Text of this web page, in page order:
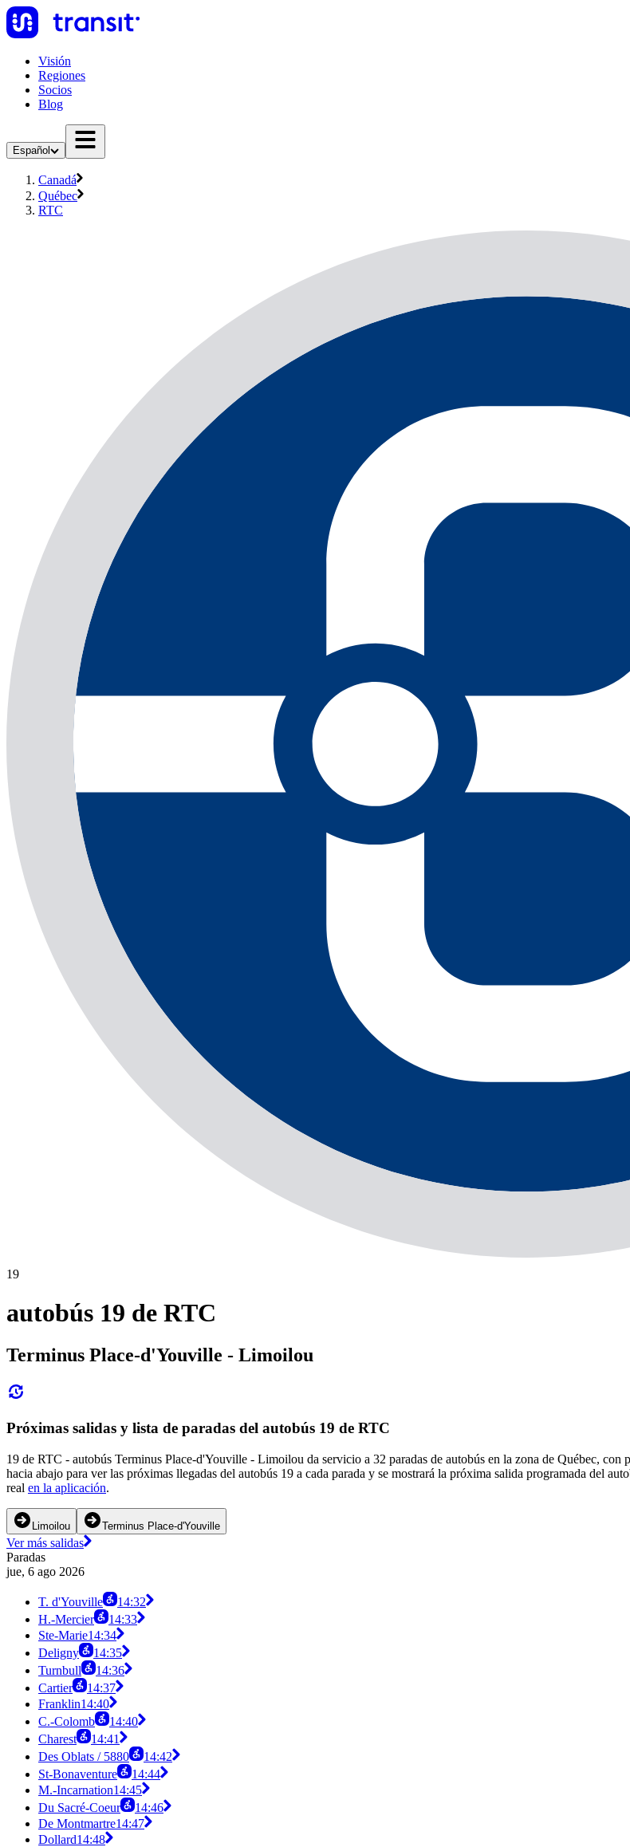
Visión
Regiones
Socios
Blog
Español
Canadá
Québec
RTC
19
autobús 19 de RTC
Terminus Place-d'Youville - Limoilou
Próximas salidas y lista de paradas del autobús 19 de RTC
19 de RTC - autobús Terminus Place-d'Youville - Limoilou da servicio a 32 paradas de autobús en la zona de Québec,
hacia abajo para ver las próximas llegadas del autobús 19 a cada parada y se mostrará la próxima salida programada del
real en la aplicación.
Limoilou Terminus Place-d'Youville
Ver más salidas
Paradas
jue, 6 ago 2026
T. d'Youville
14:32
H.-Mercier
14:33
Ste-Marie14:34
Deligny
14:35
Turnbull
14:36
Cartier
14:37
Franklin14:40
C.-Colomb
14:40
Charest
14:41
Des Oblats / 5880
14:42
St-Bonaventure
14:44
M.-Incarnation14:45
Du Sacré-Coeur
14:46
De Montmartre14:47
Dollard14:48